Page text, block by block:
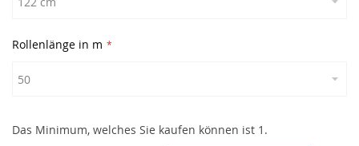
Rollenlänge in m
Das Minimum, welches Sie kaufen können ist 1.